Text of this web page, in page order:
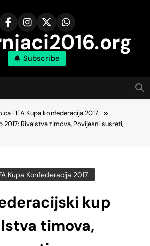
Subscribe
FIFA Kupa konfederacija 2017.
2017: Rivalstva timova, Povijesni susreti,
Kupa Konfederacija 2017.
kup
timova,